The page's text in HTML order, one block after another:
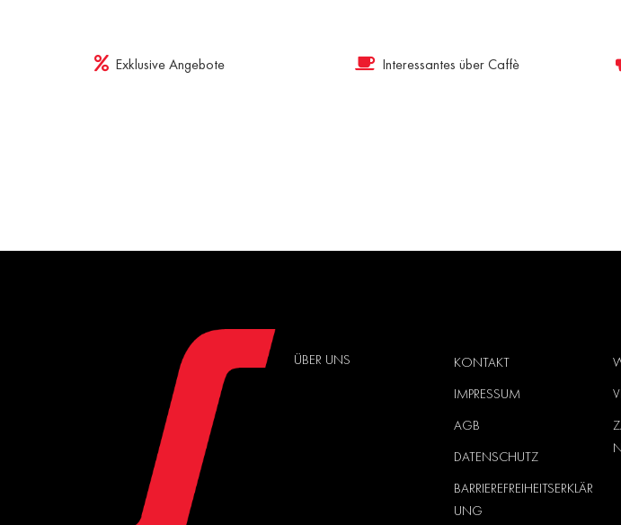
Exklusive Angebote Interessantes über Caffè
ÜBER UNS
KONTAKT
IMPRESSUM
AGB
DATENSCHUTZ
BARRIEREFREIHEITSERKLÄR
UNG